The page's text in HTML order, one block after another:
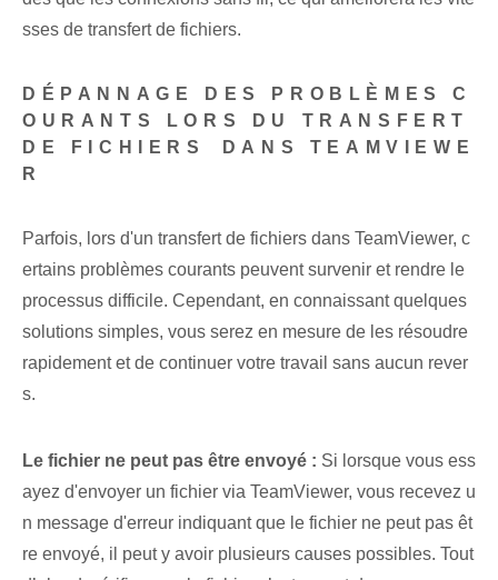
sses de transfert de fichiers.
DÉPANNAGE DES PROBLÈMES C
OURANTS LORS DU TRANSFERT
DE FICHIERS⁢ DANS TEAMVIEWE
R
Parfois, lors d'un transfert de fichiers dans TeamViewer, c
ertains problèmes courants peuvent survenir et rendre le
processus difficile. ⁢Cependant, en connaissant quelques
solutions simples⁢, vous serez en mesure de les résoudre
rapidement⁤ et de continuer‌ votre travail sans aucun rever
s.
Le fichier ne peut pas être envoyé : Si lorsque vous ess
ayez d'envoyer un fichier via TeamViewer, vous recevez u
n message d'erreur indiquant que le fichier ne peut pas êt
re envoyé, il peut y avoir plusieurs causes possibles. Tout